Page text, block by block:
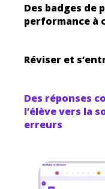
Des badges de
performance à
Réviser et
Des réponses
l’élève vers la
erreurs